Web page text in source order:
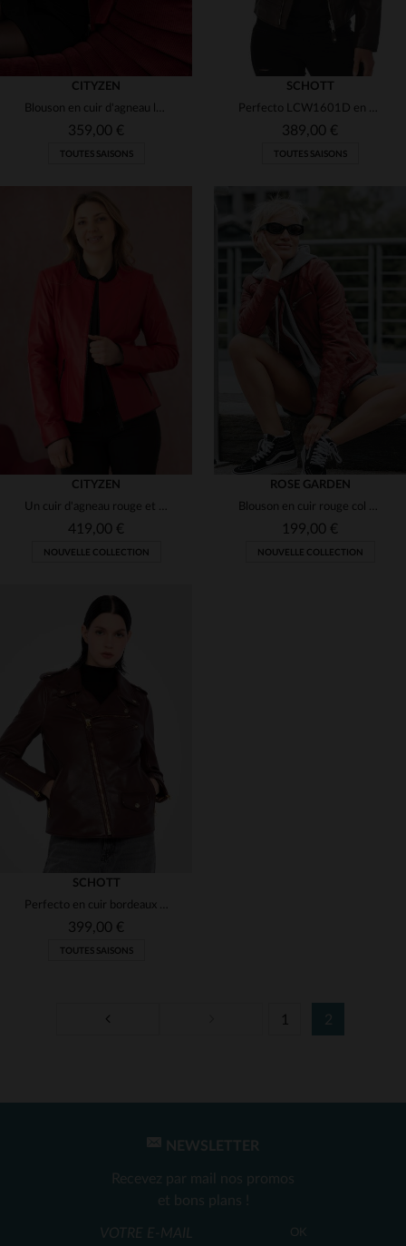
40
CITYZEN
Blouson en cuir d'agneau léger, glamour et élégant pour un style chic.
359,00 €
TOUTES SAISONS
SCHOTT
Perfecto LCW1601D en cuir d'agneau prune, léger et ajusté, Schott.
389,00 €
TOUTES SAISONS
TAILLES DISPONIBLES
CITYZEN
Un cuir d'agneau rouge et noir, brillant et souple, pour un look soir.
419,00 €
NOUVELLE COLLECTION
ROSE GARDEN
Blouson en cuir rouge col motard pour femme
199,00 €
NOUVELLE COLLECTION
SCHOTT
Perfecto en cuir bordeaux femme
399,00 €
TOUTES SAISONS
1 2
NEWSLETTER
Recevez par mail nos promos
et bons plans !
OK